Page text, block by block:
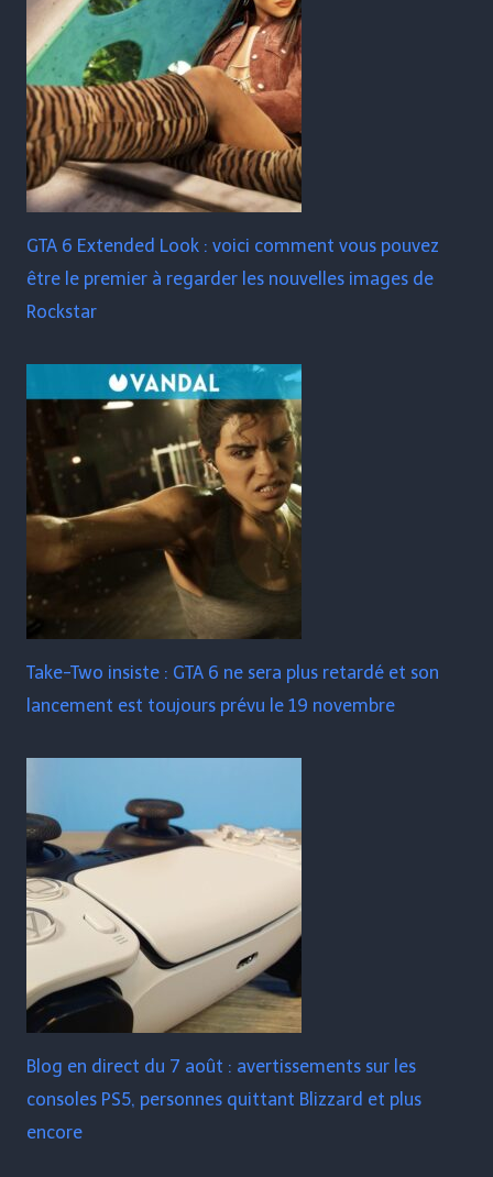
GTA 6 Extended Look : voici comment vous pouvez
être le premier à regarder les nouvelles images de
Rockstar
Take-Two insiste : GTA 6 ne sera plus retardé et son
lancement est toujours prévu le 19 novembre
Blog en direct du 7 août : avertissements sur les
consoles PS5, personnes quittant Blizzard et plus
encore